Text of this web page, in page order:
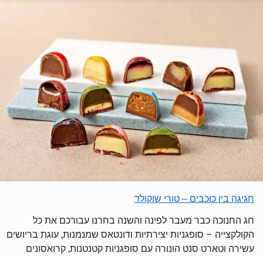
חגיגה בין כוכבים – טורי שוקולד
חג החנוכה כבר מעבר לפינה והשנה בחרנו עבורכם את כל
הקולקצייה – סופגניות יצירתיות ודונטאס שמנמנות, עוגת בריושים
עשירה וטארט סנט הונורה עם סופגניות קטנטנות, קרואסונים